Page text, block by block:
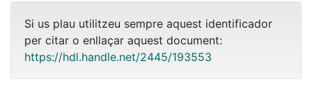
Si us plau utilitzeu sempre aquest identificador
per citar o enllaçar aquest document:
https://hdl.handle.net/2445/193553